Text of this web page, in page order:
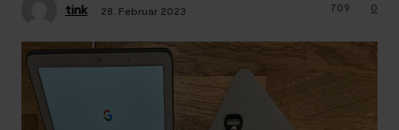
tink 28. Februar 2023 0
709